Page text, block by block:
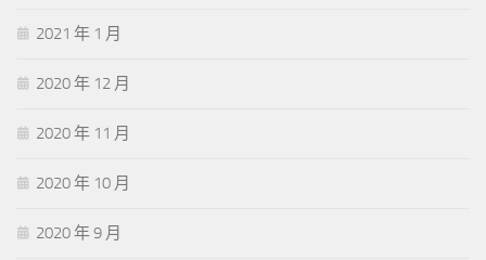
2021 年 1 月
2020 年 12 月
2020 年 11 月
2020 年 10 月
2020 年 9 月